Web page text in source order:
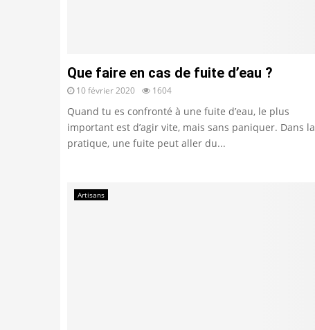
Que faire en cas de fuite d’eau ?
10 février 2020 1604
Quand tu es confronté à une fuite d’eau, le plus
important est d’agir vite, mais sans paniquer. Dans la
pratique, une fuite peut aller du...
Artisans